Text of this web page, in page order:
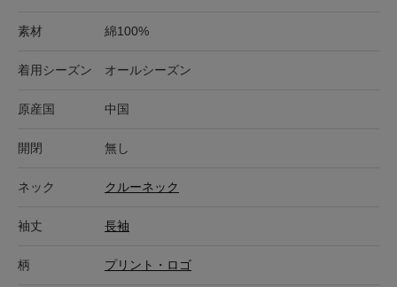
素材 綿100%
着用シーズン オールシーズン
原産国 中国
開閉 無し
ネック クルーネック
袖丈 長袖
柄 プリント・ロゴ